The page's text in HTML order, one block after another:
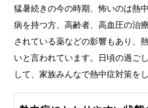
猛暑続きの今の時期、怖いのは熱
病を持つ方、高齢者、高血圧の治
されている薬などの影響もあり、
いと言われています。日頃の過ご
して、家族みんなで熱中症対策を